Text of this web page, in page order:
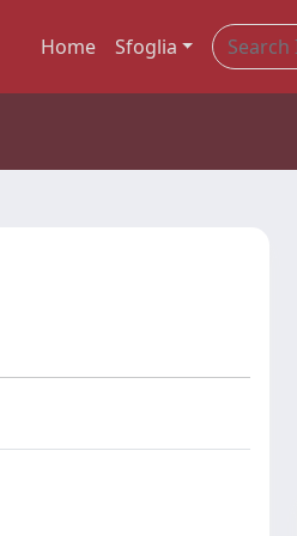
Home Sfoglia